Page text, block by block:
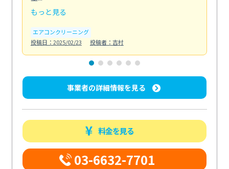
もっと見る
エアコンクリーニング
投稿日：2025/02/23
投稿者：吉村
事業者の詳細情報を見る
料金を見る
03-6632-7701